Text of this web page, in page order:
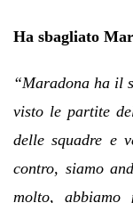
Ha sbagliato
“Maradona ha il
visto le partite
delle squadre e
contro, siamo
molto, abbiamo